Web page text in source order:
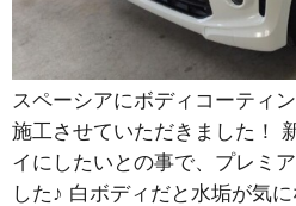
スペーシアにボディコーティ
施工させていただきました！
イにしたいとの事で、プレミ
した♪ 白ボディだと水垢が気